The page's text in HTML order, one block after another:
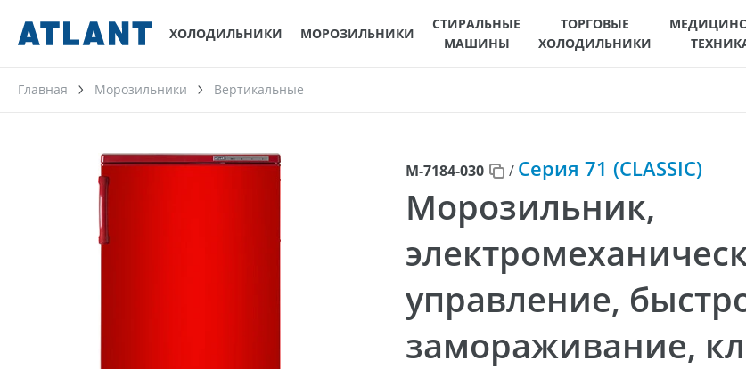
ХОЛОДИЛЬНИКИ МОРОЗИЛЬНИКИ
СТИРАЛЬНЫЕ
МАШИНЫ
ТОРГОВЫЕ
ХОЛОДИЛЬНИКИ
Главная Морозильники Вертикальные
М-7184-030 / Серия 71 (CLASSIC)
Морозильник,
управление,
замораживание,